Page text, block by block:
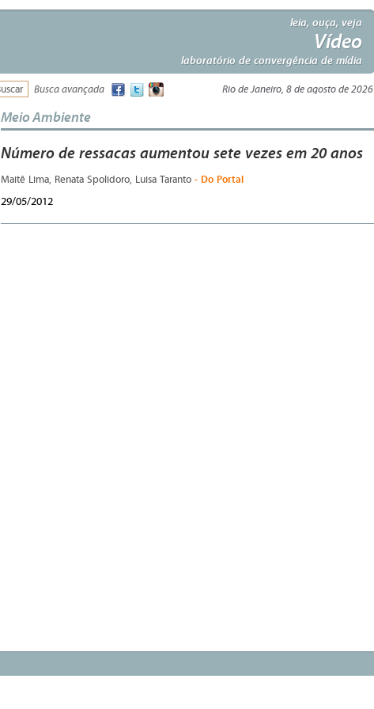
leia, ouça, veja
Vídeo
laboratório de convergência de mídia
Busca avançada Rio de Janeiro, 8 de agosto de 2026
Meio Ambiente
Número de ressacas aumentou sete vezes em 20 anos
Maitê Lima, Renata Spolidoro, Luisa Taranto - Do Portal
29/05/2012